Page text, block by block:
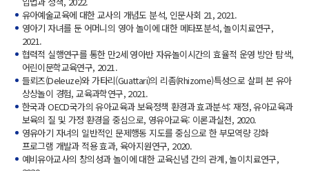
유아예술교육에 대한 교사의 개념도 분석, 인문사회 21, 2021.
영아기 자녀를 둔 어머니의 영아 놀이에 대한 메타포분석, 놀이치료연구,
2021.
협력적 실행연구를 통한 만2세 영아반 자유놀이시간의 효율적 운영 방안 탐색,
어린이문학교육연구, 2021.
들뢰즈(Deleuze)와 가타리(Guattari)의 리좀(Rhizome)특성으로 살펴 본 유아
상상놀이 경험, 교육과학연구, 2021.
한국과 OECD국가의 유아교육과 보육정책 환경과 효과분석: 재정, 유아교육과
보육의 질 및 가정 환경을 중심으로, 영유아교육: 이론과실천, 2020.
영유아기 자녀의 일반적인 문제행동 지도를 중심으로 한 부모역량 강화
프로그램 개발과 적용 효과, 육아지원연구, 2020.
예비유아교사의 창의성과 놀이에 대한 교육신념 간의 관계, 놀이치료연구,